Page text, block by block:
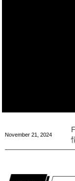
November 21 2024